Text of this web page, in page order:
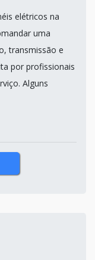
elétricos na
uma
transmissão e
por profissionais
Alguns